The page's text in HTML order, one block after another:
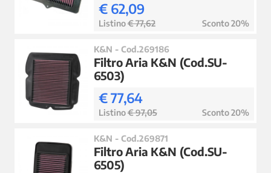
€ 62,09
Listino€ 77,62 Sconto 20%
K&N - Cod.269186
Filtro Aria K&N (Cod.SU-
6503)
€ 77,64
Listino€ 97,05 Sconto 20%
K&N - Cod.269871
Filtro Aria K&N (Cod.SU-
6505)